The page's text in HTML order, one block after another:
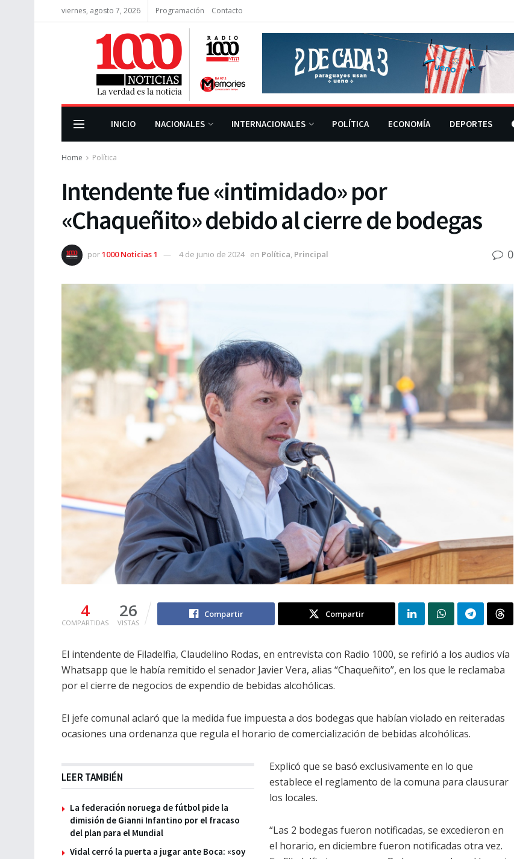
viernes, agosto 7, 2026 Programación Contacto
INICIO NACIONALES INTERNACIONALES POLÍTICA ECONOMÍA DEPORTES
Home Política
Intendente fue «intimidado» por
«Chaqueñito» debido al cierre de bodegas
por1000 Noticias 1 4 de junio de 2024 en Política, Principal 0
4
COMPARTIDAS
26
VISTAS
Compartir Compartir
El intendente de Filadelfia, Claudelino Rodas, en entrevista con Radio 1000, se refirió a los audios vía
Whatsapp que le había remitido el senador Javier Vera, alias “Chaqueñito”, en los que le reclamaba
por el cierre de negocios de expendio de bebidas alcohólicas.
El jefe comunal aclaró que la medida fue impuesta a dos bodegas que habían violado en reiteradas
ocasiones una ordenanza que regula el horario de comercialización de bebidas alcohólicas.
LEER TAMBIÉN
La federación noruega de fútbol pide la
dimisión de Gianni Infantino por el fracaso
del plan para el Mundial
Vidal cerró la puerta a jugar ante Boca: «soy
Explicó que se basó exclusivamente en lo que
establece el reglamento de la comuna para clausurar
los locales.
“Las 2 bodegas fueron notificadas, se excedieron en
el horario, en diciembre fueron notificadas otra vez.